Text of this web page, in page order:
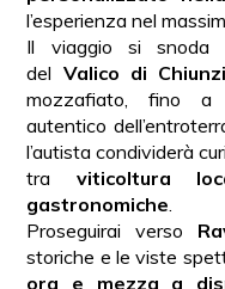
l’esperienza nel
Il viaggio si snoda
del Valico di Chiunzi
mozzafiato, fino a
autentico
l’autista condividerà
tra viticoltura
gastronomiche
Proseguirai verso
storiche e le viste
ora e mezza a